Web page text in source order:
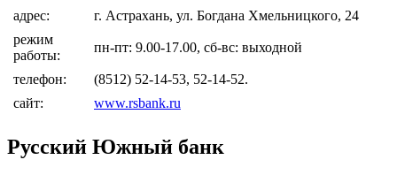
адрес:
г. Астрахань, ул. Богдана Хмельницкого, 24
режим
работы:
пн-пт: 9.00-17.00, сб-вс: выходной
телефон:
(8512) 52-14-53, 52-14-52.
сайт:
www.rsbank.ru
Русский Южный банк